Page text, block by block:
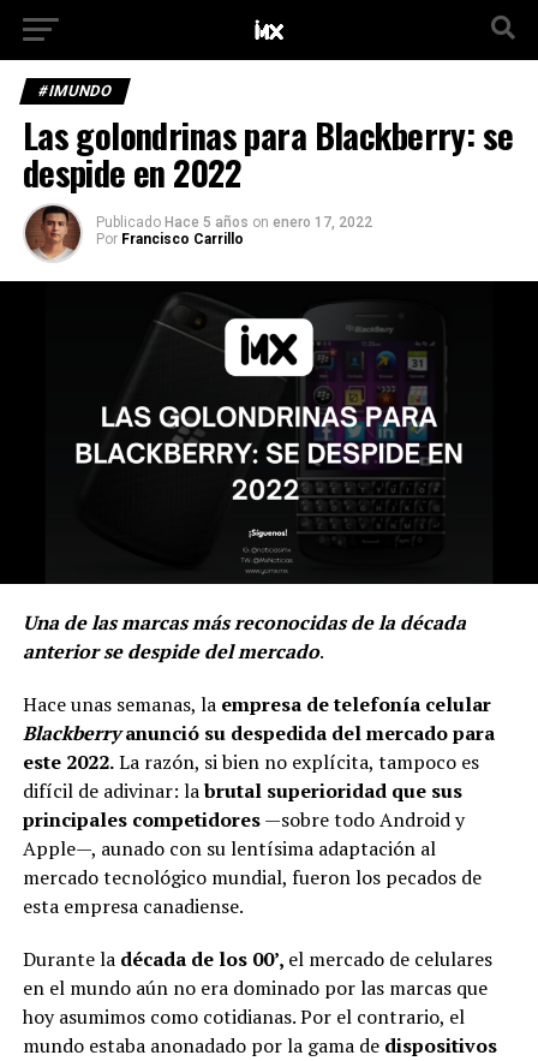
#IMUNDO
Las golondrinas para Blackberry: se
despide en 2022
Publicado Hace 5 años on enero 17, 2022
Por Francisco Carrillo
Una de las marcas más reconocidas de la década
anterior se despide del mercado.
Hace unas semanas, la empresa de telefonía celular
Blackberryanunció su despedida del mercado para
este 2022.La razón, si bien no explícita, tampoco es
difícil de adivinar: labrutal superioridad que sus
principales competidores—sobre todo Android y
Apple—, aunado con su lentísima adaptación al
mercado tecnológico mundial, fueron los pecados de
esta empresa canadiense.
Durante la década de los 00’, el mercado de celulares
en el mundo aún no era dominado por las marcas que
hoy asumimos como cotidianas. Por el contrario, el
mundo estaba anonadado por la gama de dispositivos